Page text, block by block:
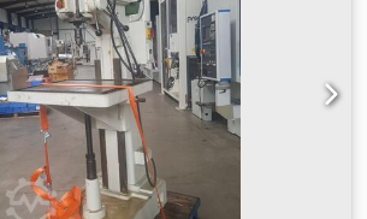
fordulat Oszlop átmérő: 82 mm Orsó-
180 - 870 mm Asztal mérete: 340 x
100 mm Tartós/normál fúrási
(E335/ST60-ban) Menetvágó
OLED kijelzővel Digitális
kijelzés Robusztus, magas
burkolat ergonomikusan döntött
Aefx Ahcsf LED világítás
fúrásmélység-ütköző Kézi